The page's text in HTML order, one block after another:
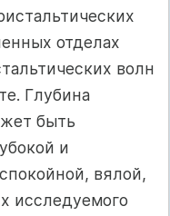
отделах
волн
Глубина
быть
и
вялой,
исследуемого